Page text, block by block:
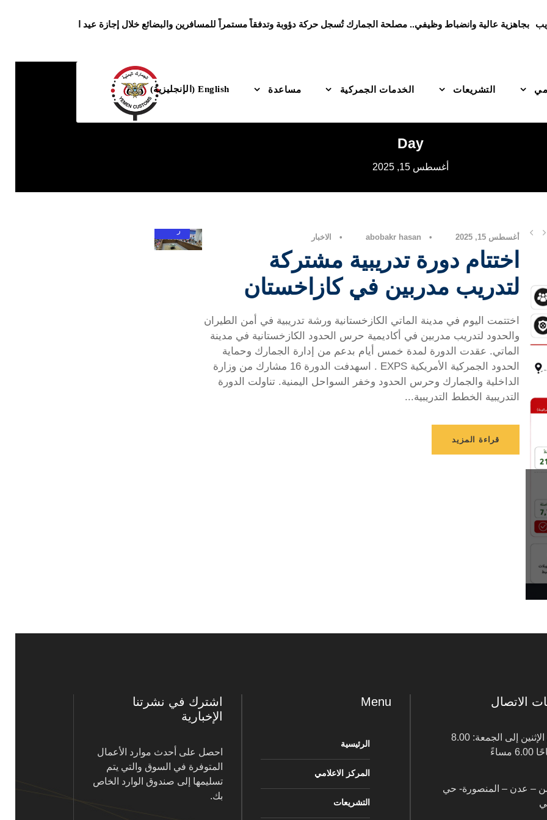
بجاهزية عالية وانضباط وظيفي.. مصلحة الجمارك تُسجل حركة دؤوبة وتدفقاً مستمراً للمسافرين والبضائع خلال إجازة عيد الأضحى المبارك
التشريعات الخدمات الجمركية مساعدة English
(الإنجليزية)
Day
أغسطس 15, 2025
أغسطس 15, 2025 •
abobakr hasan
• الاخبار
اختتام دورة تدريبية مشتركة
لتدريب مدربين في كازاخستان
اختتمت اليوم في مدينة الماتي الكازخستانية ورشة تدريبية في أمن الطيران
والحدود لتدريب مدربين في أكاديمية حرس الحدود الكازخستانية في مدينة
الماتي. عقدت الدورة لمدة خمس أيام بدعم من إدارة الجمارك وحماية
الحدود الجمركية الأمريكية EXPS . اسهدفت الدورة 16 مشارك من وزارة
الداخلية والجمارك وحرس الحدود وخفر السواحل اليمنية. تناولت الدورة
التدريبية الخطط التدريبية...
قراءة المزيد
ر
الاتصال
من الإثنين إلى الجمعة: 8.00
مساءً
– عدن – المنصورة- حي
Menu
الرئيسية
المركز الاعلامي
التشريعات
اشترك في نشرتنا
الإخبارية
احصل على أحدث موارد الأعمال
المتوفرة في السوق والتي يتم
تسليمها إلى صندوق الوارد الخاص
بك.